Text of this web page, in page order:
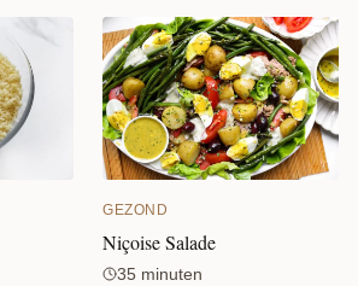
GEZOND
Niçoise Salade
35 minuten